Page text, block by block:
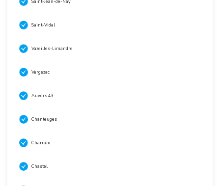
Saint-Jean-de-Nay
Saint-Vidal
Vazeilles-Limandre
Vergezac
Auvers 43
Chanteuges
Charraix
Chastel